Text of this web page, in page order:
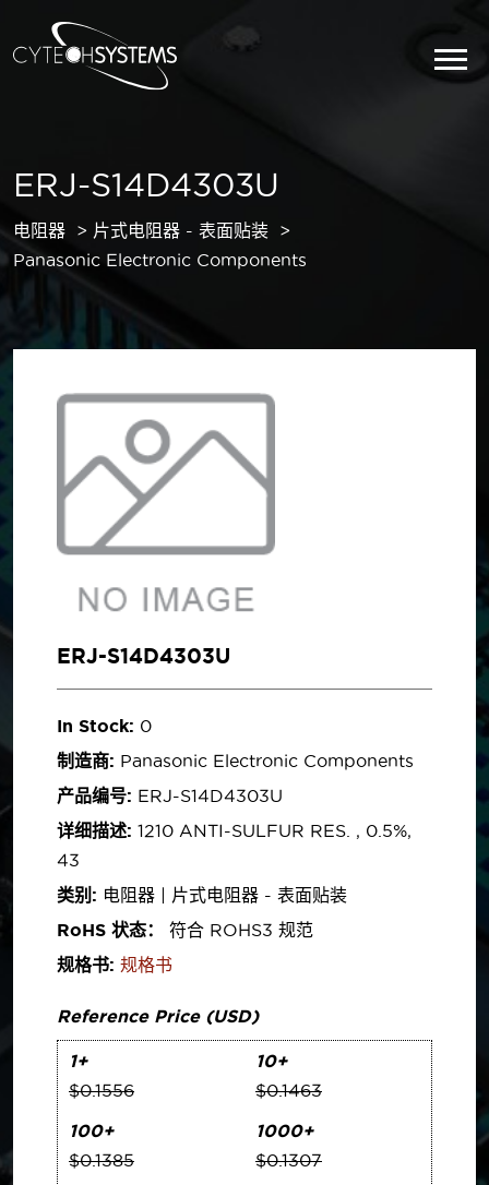
ERJ-S14D4303U
电阻器
片式电阻器 - 表面贴装
Panasonic Electronic Components
ERJ-S14D4303U
In Stock: 0
制造商: Panasonic Electronic Components
产品编号: ERJ-S14D4303U
详细描述: 1210 ANTI-SULFUR RES. , 0.5%,
43
类别: 电阻器 | 片式电阻器 - 表面贴装
RoHS 状态：
符合 ROHS3 规范
规格书: 规格书
Reference Price (USD)
1+
$0.1556
10+
$0.1463
100+
$0.1385
1000+
$0.1307